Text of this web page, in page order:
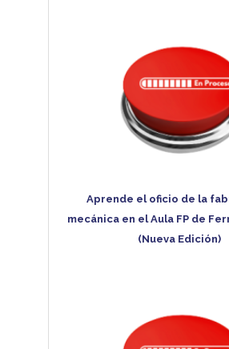
Aprende el oficio de la
mecánica en el Aula FP de
(Nueva Edición)